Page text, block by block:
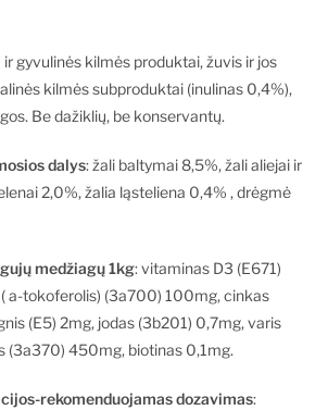
ir gyvulinės kilmės produktai, žuvis ir jos
ės kilmės subproduktai (inulinas 0,4%),
Be dažiklių, be konservantų.
dalys: žali baltymai 8,5%, žali aliejai ir
2,0%, žalia ląsteliena 0,4% , drėgmė
medžiagų 1kg: vitaminas D3 (E671)
a-tokoferolis) (3a700) 100mg, cinkas
(E5) 2mg, jodas (3b201) 0,7mg, varis
(3a370) 450mg, biotinas 0,1mg.
rekomenduojamas dozavimas: